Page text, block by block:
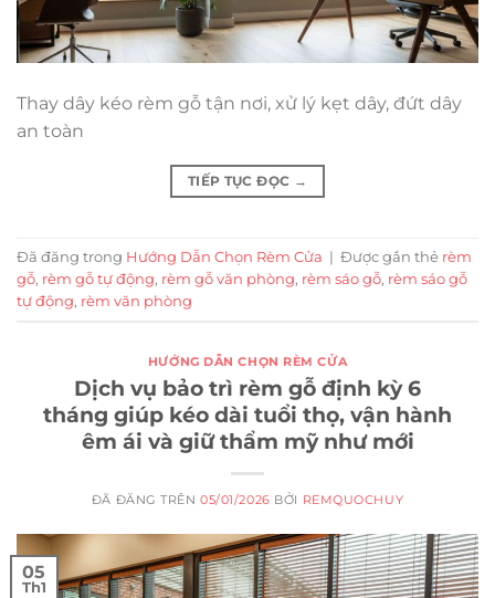
Thay dây kéo rèm gỗ tận nơi, xử lý kẹt dây, đứt dây
an toàn
TIẾP TỤC ĐỌC →
Đã đăng trong Hướng Dẫn Chọn Rèm Cửa | Được gắn thẻ rèm
gỗ, rèm gỗ tự động, rèm gỗ văn phòng, rèm sáo gỗ, rèm sáo gỗ
tự động, rèm văn phòng
HƯỚNG DẪN CHỌN RÈM CỬA
Dịch vụ bảo trì rèm gỗ định kỳ 6
tháng giúp kéo dài tuổi thọ, vận hành
êm ái và giữ thẩm mỹ như mới
ĐÃ ĐĂNG TRÊN05/01/2026 BỞI REMQUOCHUY
05
Th1